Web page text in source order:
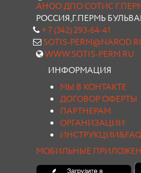
АНОО ДПО СОТИС
РОССИЯ,Г.ПЕРМЬ
+ 7 (342) 293-64-41
SOTIS-
WWW.SOTIS-PERM.RU
ИНФОРМАЦИЯ
МЫ В КОНТАКТЕ
ДОГОВОР ОФЕРТЫ
ПАРТНЕРАМ
ОРГАНИЗАЦИИ
ИНСТРУКЦИИ&FAQ
МОБИЛЬНЫЕ